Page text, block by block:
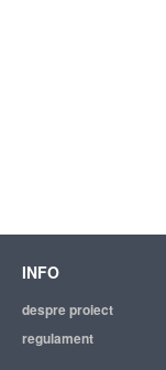
INFO
despre proiect
regulament